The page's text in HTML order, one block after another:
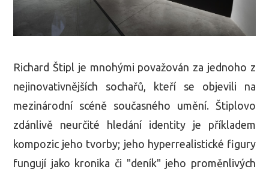
Richard Štipl je mnohými považován za jednoho z
nejinovativnějších sochařů, kteří se objevili na
mezinárodní scéně současného umění. Štiplovo
zdánlivě neurčité hledání identity je příkladem
kompozic jeho tvorby; jeho hyperrealistické figury
fungují jako kronika či "deník" jeho proměnlivých